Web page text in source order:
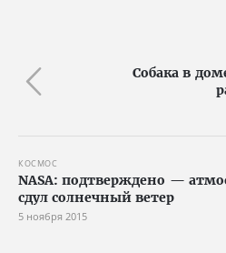
Собака в
КОСМОС
NASA: подтверждено —
сдул солнечный ветер
5 ноября 2015